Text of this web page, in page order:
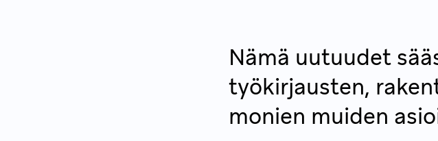
Nämä uutuudet
työkirjausten,
monien muiden